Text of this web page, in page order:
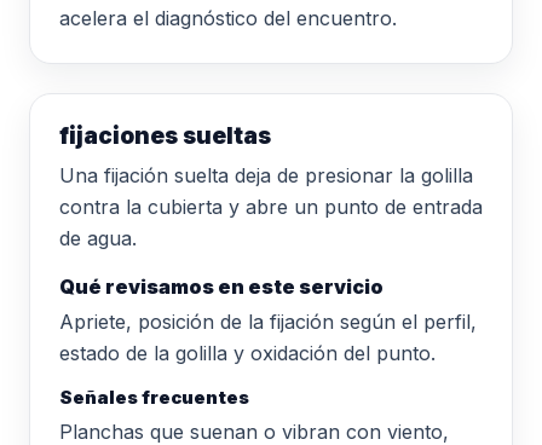
acelera el diagnóstico del encuentro.
fijaciones sueltas
Una fijación suelta deja de presionar la golilla
contra la cubierta y abre un punto de entrada
de agua.
Qué revisamos en este servicio
Apriete, posición de la fijación según el perfil,
estado de la golilla y oxidación del punto.
Señales frecuentes
Planchas que suenan o vibran con viento,